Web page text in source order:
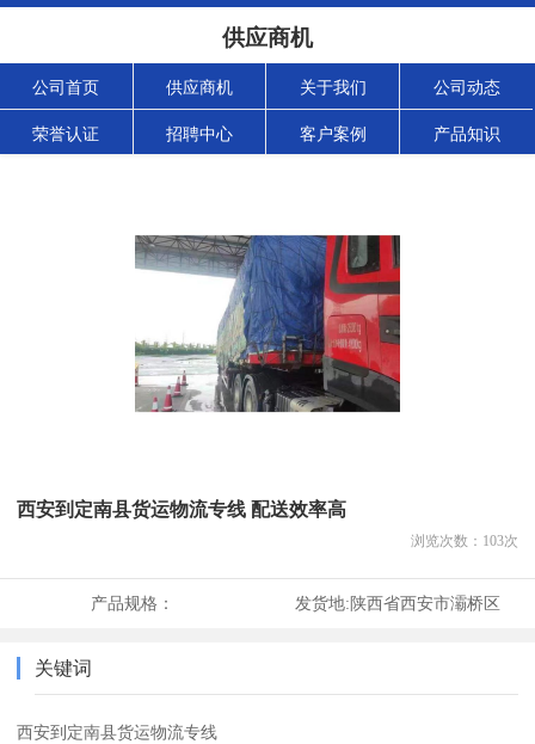
供应商机
公司首页 供应商机 关于我们 公司动态
荣誉认证 招聘中心 客户案例 产品知识
西安到定南县货运物流专线 配送效率高
浏览次数： 103次
产品规格： 发货地:陕西省西安市灞桥区
关键词
西安到定南县货运物流专线